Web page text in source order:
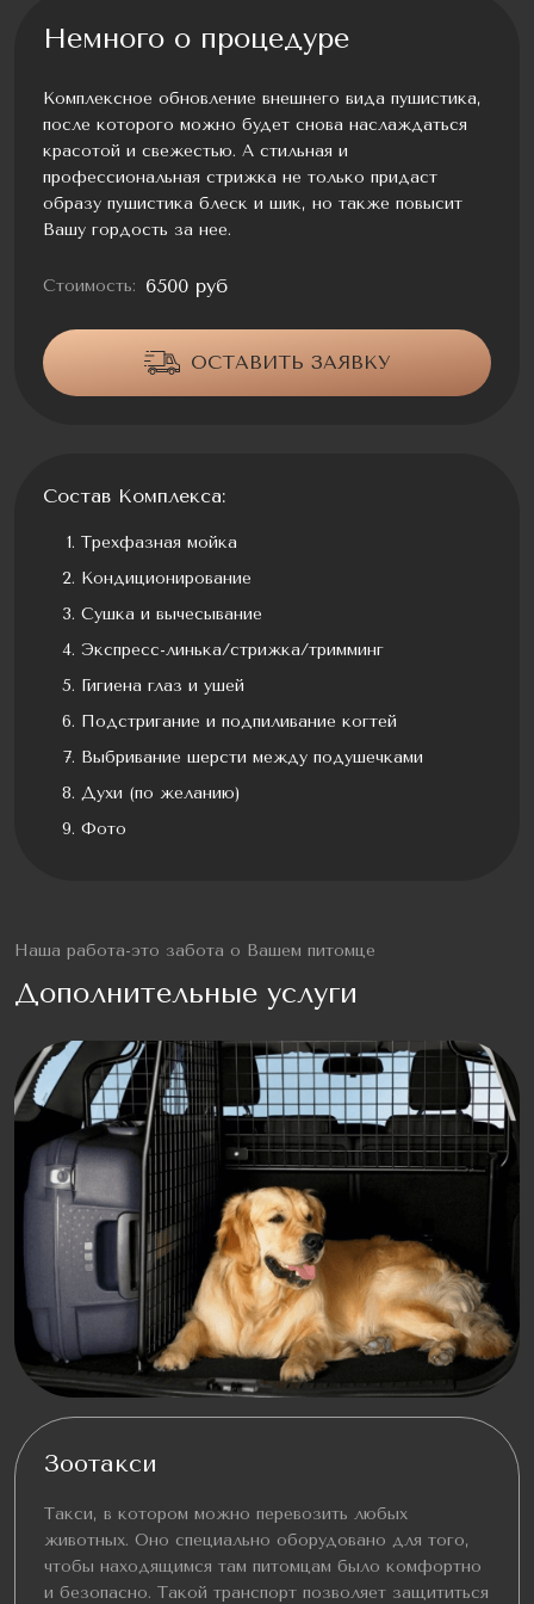
Немного о процедуре
Комплексное обновление внешнего вида пушистика,
после которого можно будет снова наслаждаться
красотой и свежестью. А стильная и
профессиональная стрижка не только придаст
образу пушистика блеск и шик, но также повысит
Вашу гордость за нее.
Стоимость: 6500 руб
ОСТАВИТЬ ЗАЯВКУ
Состав Комплекса:
Трехфазная мойка
Кондиционирование
Сушка и вычесывание
Экспресс-линька/стрижка/тримминг
Гигиена глаз и ушей
Подстригание и подпиливание когтей
Выбривание шерсти между подушечками
Духи (по желанию)
Фото
Наша работа-это забота о Вашем питомце
Дополнительные услуги
Зоотакси
Такси, в котором можно перевозить любых
животных. Оно специально оборудовано для того,
чтобы находящимся там питомцам было комфортно
и безопасно. Такой транспорт позволяет защититься